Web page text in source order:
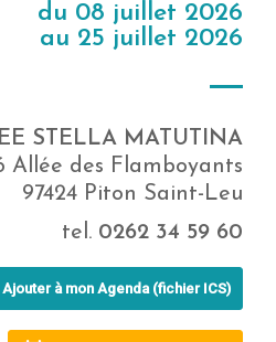
du 08 juillet 2026
au 25 juillet 2026
STELLA MATUTINA
Allée des Flamboyants
97424 Piton Saint-Leu
tel. 0262 34 59 60
Ajouter à mon Agenda (fichier ICS)